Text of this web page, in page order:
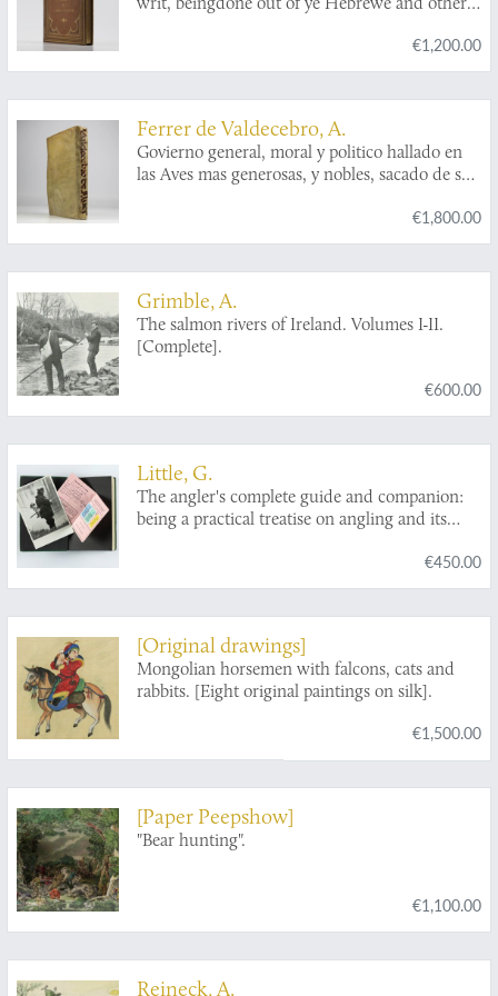
scvlptvres. [One of two known original
coloured copies].
€1,200.00
Ferrer de Valdecebro, A.
Govierno general, moral y politico hallado en
las Aves mas generosas, y nobles, sacado de sus
Valdecebro...le consagra al gloriosissimo Padre,
€1,800.00
Grimble, A.
The salmon rivers of Ireland. Volumes I-II.
[Complete].
€600.00
Little, G.
The angler's complete guide and companion:
being a practical treatise on angling and its
illustrations, in colours, of the artificial flies for
the different months, and highly finished
€450.00
[Original drawings]
Mongolian horsemen with falcons, cats and
rabbits. [Eight original paintings on silk].
€1,500.00
[Paper Peepshow]
"Bear hunting".
€1,100.00
Reineck, A.